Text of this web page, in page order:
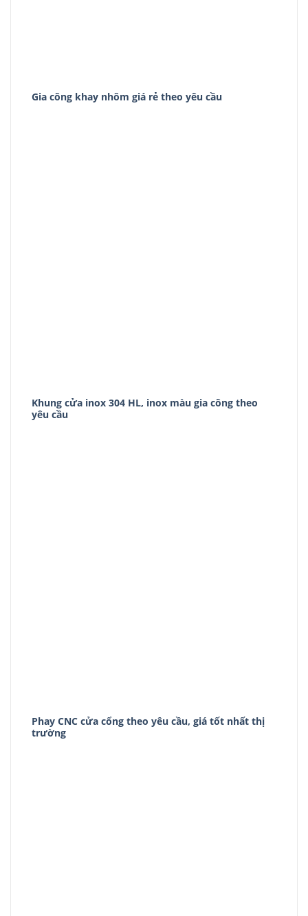
Gia công khay nhôm giá rẻ theo yêu cầu
Khung cửa inox 304 HL, inox màu gia công theo
yêu cầu
Phay CNC cửa cổng theo yêu cầu, giá tốt nhất thị
trường